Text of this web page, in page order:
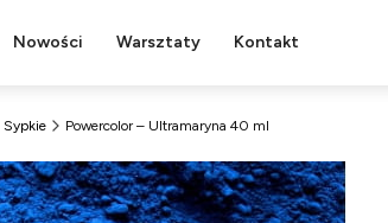
Nowości Warsztaty Kontakt
Sypkie Powercolor – Ultramaryna 40 ml